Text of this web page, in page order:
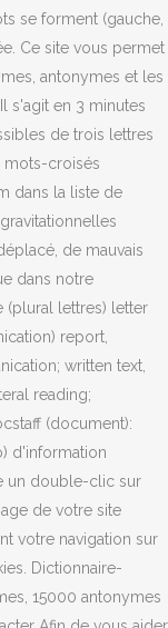
se forment (gauche,
Ce site vous permet
antonymes et les
s'agit en 3 minutes
de trois lettres
croisés
dans la liste de
de mauvais
dans notre
(plural lettres) letter
report,
written text,
reading;
(document):
d'information
un double-clic sur
de votre site
votre navigation sur
Dictionnaire-
15000 antonymes